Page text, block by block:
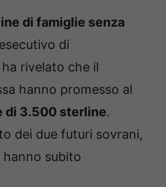
di famiglie senza
di
ha rivelato che il
hanno promesso al
di 3.500 sterline.
dei due futuri sovrani,
hanno subito